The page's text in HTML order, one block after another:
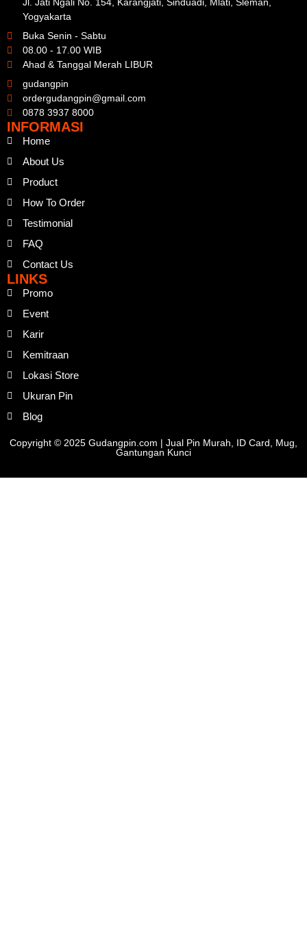
Jl. Jati Ngali No. 154, Karangjati, Sinduadi, Mlati, Sleman,
Yogyakarta
Buka Senin - Sabtu
08.00 - 17.00 WIB
Ahad & Tanggal Merah LIBUR
gudangpin
ordergudangpin@gmail.com
0878 3937 8000
INFORMASI
Home
About Us
Product
How To Order
Testimonial
FAQ
Contact Us
LINKS
Promo
Event
Karir
Kemitraan
Lokasi Store
Ukuran Pin
Blog
Copyright © 2025 Gudangpin.com | Jual Pin Murah, ID Card, Mug,
Gantungan Kunci